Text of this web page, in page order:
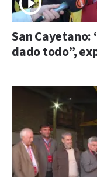
San Cayetano:
dado todo”,